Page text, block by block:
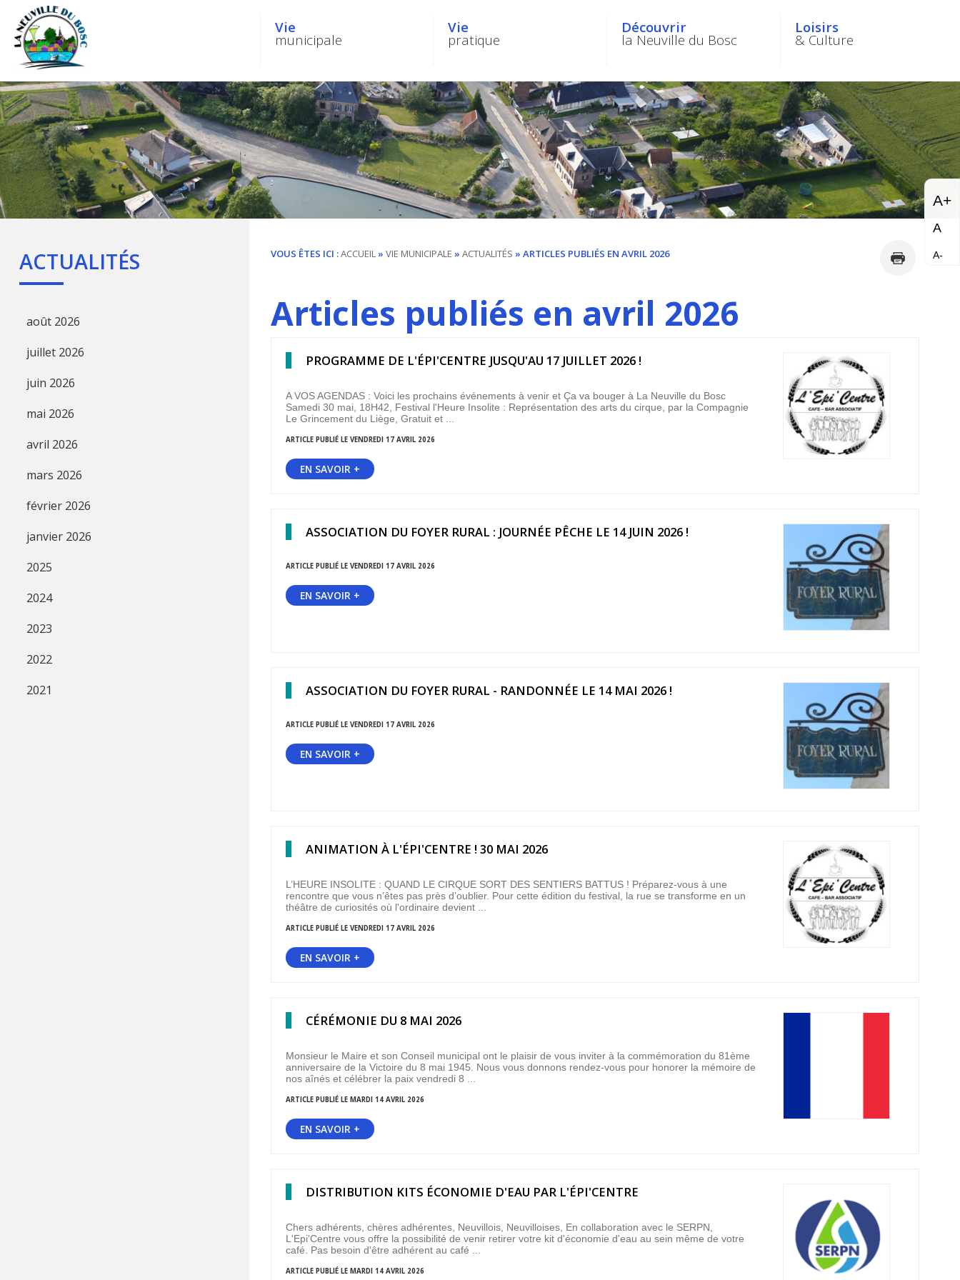
Vie
municipale
Vie
pratique
Découvrir
la Neuville du Bosc
Loisirs
& Culture
A+
A
A-
ACTUALITÉS
août 2026
juillet 2026
juin 2026
mai 2026
avril 2026
mars 2026
février 2026
janvier 2026
2025
2024
2023
2022
2021
VOUS ÊTES ICI :ACCUEIL »VIE MUNICIPALE »ACTUALITÉS » ARTICLES PUBLIÉS EN AVRIL 2026
Articles publiés en avril 2026
PROGRAMME DE L'ÉPI'CENTRE JUSQU'AU 17 JUILLET 2026 !
A VOS AGENDAS : Voici les prochains événements à venir et Ça va bouger à La Neuville du Bosc
Samedi 30 mai, 18H42, Festival l'Heure Insolite : Représentation des arts du cirque, par la Compagnie
Le Grincement du Liège, Gratuit et ...
ARTICLE PUBLIÉ LE VENDREDI 17 AVRIL 2026
EN SAVOIR +
ASSOCIATION DU FOYER RURAL : JOURNÉE PÊCHE LE 14 JUIN 2026 !
ARTICLE PUBLIÉ LE VENDREDI 17 AVRIL 2026
EN SAVOIR +
ASSOCIATION DU FOYER RURAL - RANDONNÉE LE 14 MAI 2026 !
ARTICLE PUBLIÉ LE VENDREDI 17 AVRIL 2026
EN SAVOIR +
ANIMATION À L'ÉPI'CENTRE ! 30 MAI 2026
L’HEURE INSOLITE : QUAND LE CIRQUE SORT DES SENTIERS BATTUS ! Préparez-vous à une
rencontre que vous n’êtes pas près d’oublier. Pour cette édition du festival, la rue se transforme en un
théâtre de curiosités où l'ordinaire devient ...
ARTICLE PUBLIÉ LE VENDREDI 17 AVRIL 2026
EN SAVOIR +
CÉRÉMONIE DU 8 MAI 2026
Monsieur le Maire et son Conseil municipal ont le plaisir de vous inviter à la commémoration du 81ème
anniversaire de la Victoire du 8 mai 1945. Nous vous donnons rendez-vous pour honorer la mémoire de
nos aînés et célébrer la paix vendredi 8 ...
ARTICLE PUBLIÉ LE MARDI 14 AVRIL 2026
EN SAVOIR +
DISTRIBUTION KITS ÉCONOMIE D'EAU PAR L'ÉPI'CENTRE
Chers adhérents, chères adhérentes, Neuvillois, Neuvilloises, En collaboration avec le SERPN,
L'Epi'Centre vous offre la possibilité de venir retirer votre kit d'économie d'eau au sein même de votre
café. Pas besoin d'être adhérent au café ...
ARTICLE PUBLIÉ LE MARDI 14 AVRIL 2026